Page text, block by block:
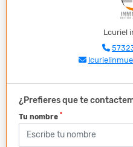
Lcuriel
¿Prefieres que te
Tu nombre *